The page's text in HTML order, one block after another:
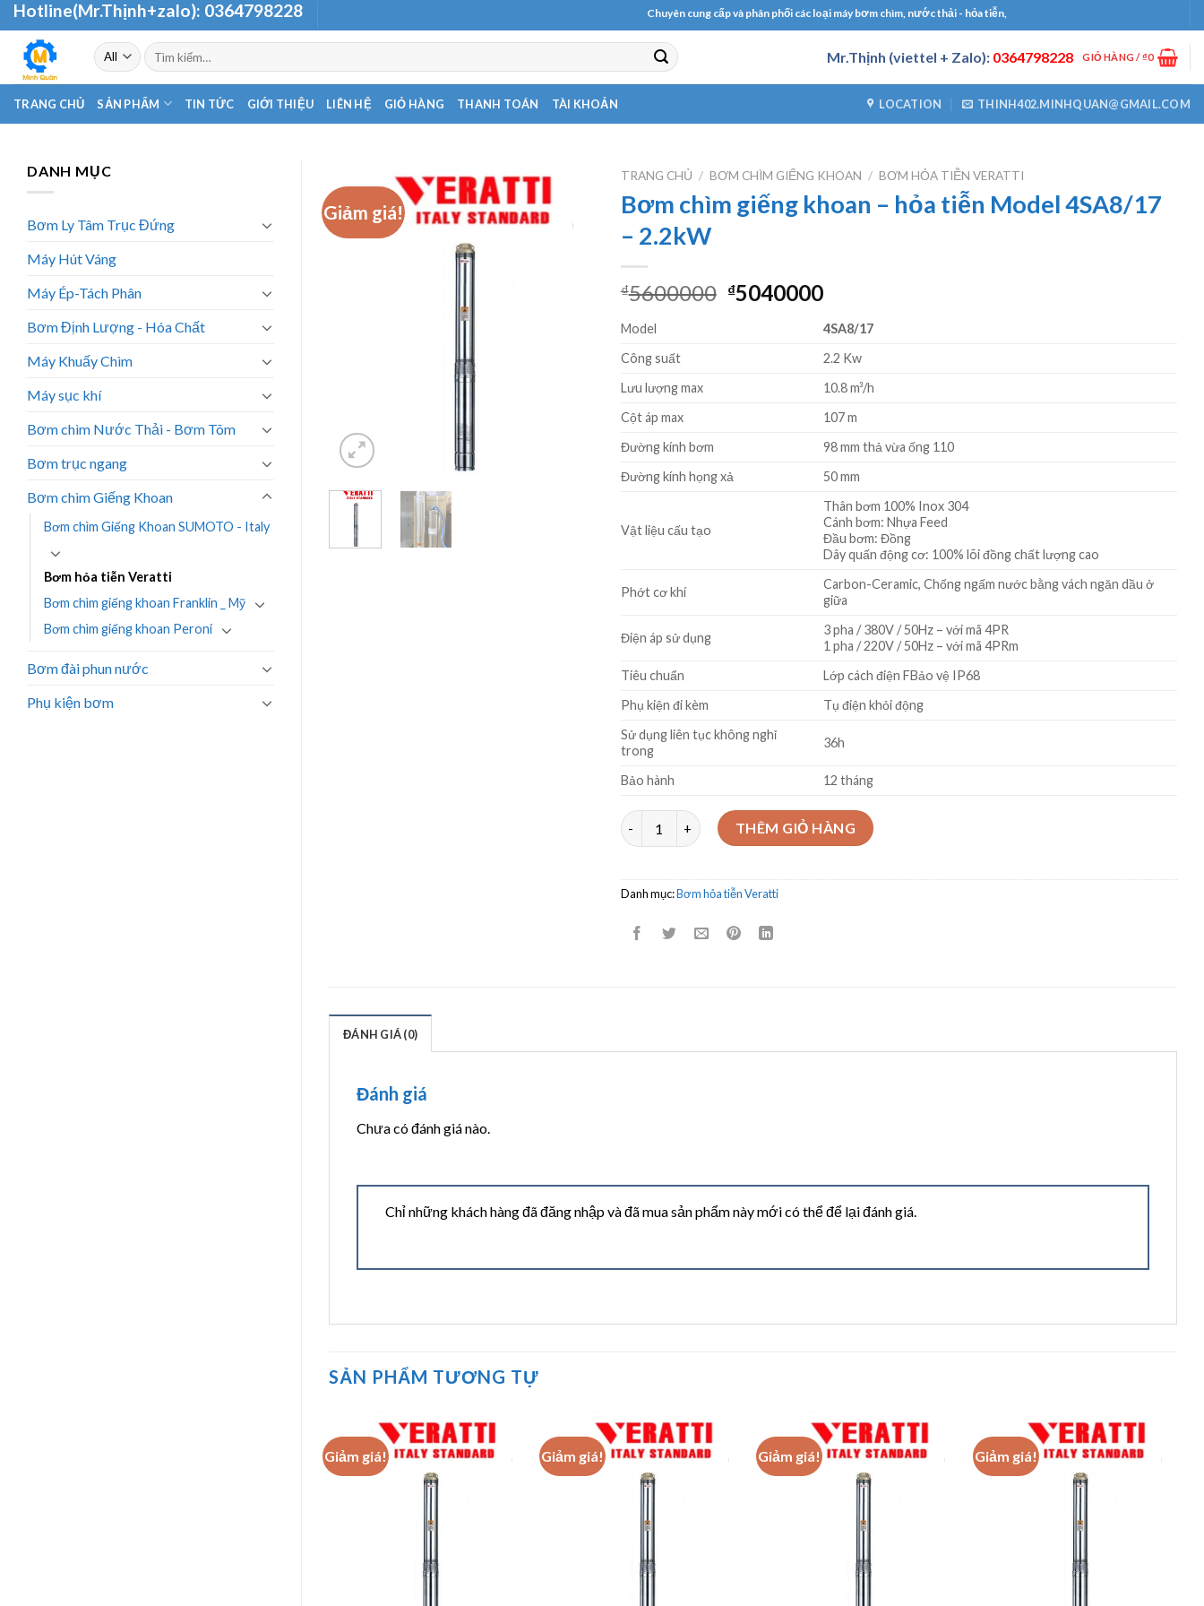
Skip
to
content
Hotline(Mr.Thịnh+zalo): 0364798228 Chuyên cung cấp và phân phối các loại máy bơm chìm, nước thải - hỏa tiễn, bơm công nghiệp, bơm định lượng, máy thổi
Tìm
kiếm:
Mr.Thịnh (viettel + Zalo): 0364798228 GIỎ HÀNG /₫0
TRANG CHỦ SẢN PHẨM TIN TỨC GIỚI THIỆU LIÊN HỆ GIỎ HÀNG THANH TOÁN TÀI KHOẢN LOCATION THINH402.MINHQUAN@GMAIL.COM
DANH MỤC
Bơm Ly Tâm Trục Đứng
Máy Hút Váng
Máy Ép-Tách Phân
Bơm Định Lượng - Hóa Chất
Máy Khuấy Chìm
Máy sục khí
Bơm chìm Nước Thải - Bơm Tõm
Bơm trục ngang
Bơm chìm Giếng Khoan
Bơm chìm Giếng Khoan SUMOTO - Italy
Bơm hỏa tiễn Veratti
Bơm chìm giếng khoan Franklin _ Mỹ
Bơm chìm giếng khoan Peroni
Bơm đài phun nước
Phụ kiện bơm
Giảm giá!
TRANG CHỦ / BƠM CHÌM GIẾNG KHOAN / BƠM HỎA TIỄN VERATTI
Bơm chìm giếng khoan – hỏa tiễn Model 4SA8/17
– 2.2kW
₫5600000 Giá
₫5600000.
₫5040000Giá
tại
là:
₫5040000.
Model
4SA8/17
Công suất
2.2 Kw
Lưu lượng max
10.8 m³/h
Cột áp max
107 m
Đường kính bơm
98 mm thả vừa ống 110
Đường kính họng xả
50 mm
Vật liệu cấu tạo
Thân bơm 100% Inox 304
Cánh bơm: Nhựa Feed
Đầu bơm: Đồng
Dây quấn động cơ: 100% lõi đồng chất lượng cao
Phớt cơ khí
Carbon-Ceramic, Chống ngấm nước bằng vách ngăn dầu ở
giữa
Điện áp sử dụng
3 pha / 380V / 50Hz – với mã 4PR
1 pha / 220V / 50Hz – với mã 4PRm
Tiêu chuẩn
Lớp cách điện FBảo vệ IP68
Phụ kiện đi kèm
Tụ điện khỏi động
Sử dụng liên tục không nghỉ
trong
36h
Bảo hành 12 tháng
Bơm chìm giếng khoan - hỏa tiễn Model 4SA8/17 – 2.2kW số lượng
THÊM GIỎ HÀNG
Danh mục:Bơm hỏa tiễn Veratti
ĐÁNH GIÁ (0)
Đánh giá
Chưa có đánh giá nào.
Chỉ những khách hàng đã đăng nhập và đã mua sản phẩm này mới có thể để lại đánh giá.
SẢN PHẨM TƯƠNG TỰ
Giảm giá! Giảm giá! Giảm giá! Giảm giá!